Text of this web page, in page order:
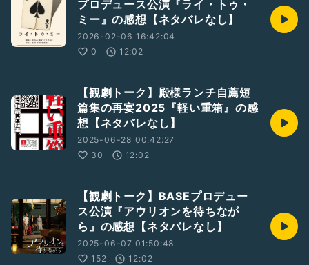
プロデュース公演『ライ・トゥ・
ミー』の感想【ネタバレなし】
2026-02-06 16:42:04
0
12:02
【観劇トーク】殿様ランチ自薦短
篇集の再宴2025『軽い重箱』の感
想【ネタバレなし】
2025-06-28 00:42:27
30
12:02
【観劇トーク】BASEプロデュー
ス公演『アウリオンを待ちなが
ら』の感想【ネタバレなし】
2025-06-07 01:50:48
152
12:02